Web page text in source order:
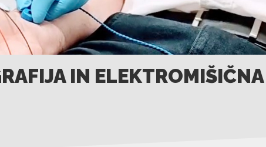
IN ELEKTROMIŠIČNA